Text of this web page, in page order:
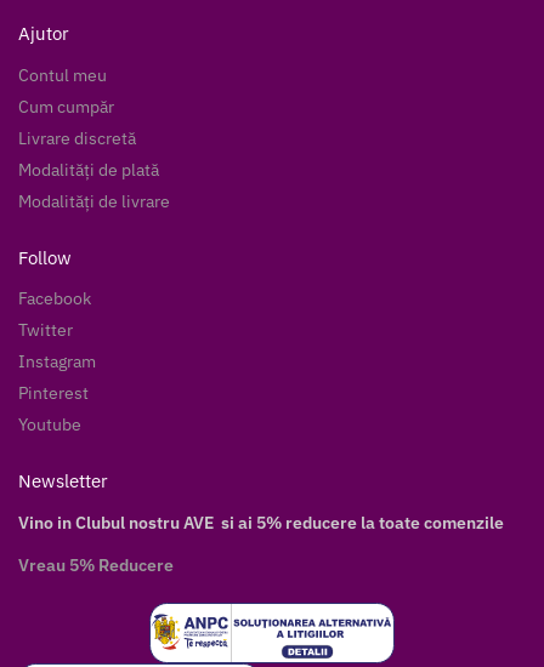
Ajutor
Contul meu
Cum cumpăr
Livrare discretă
Modalități de plată
Modalități de livrare
Follow
Facebook
Twitter
Instagram
Pinterest
Youtube
Newsletter
Vino in Clubul nostru AVE si ai 5% reducere la toate comenzile
Vreau 5% Reducere